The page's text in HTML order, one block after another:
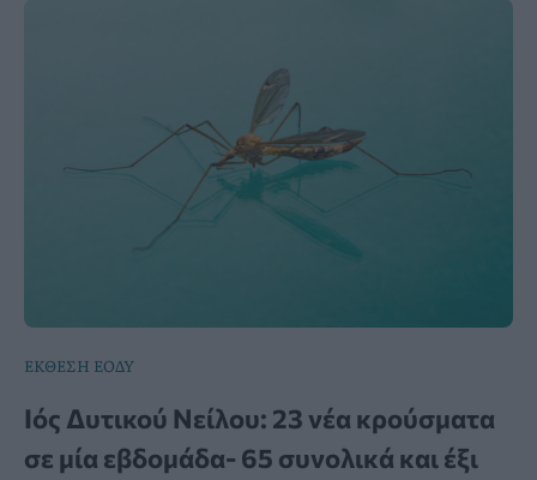
ΕΚΘΕΣΗ ΕΟΔΥ
Ιός Δυτικού Νείλου: 23 νέα κρούσματα
σε μία εβδομάδα- 65 συνολικά και έξι